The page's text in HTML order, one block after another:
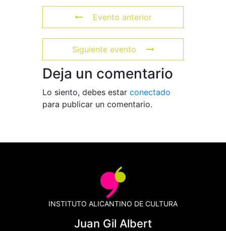
Evento anterior
Siguiente evento
Deja un comentario
Lo siento, debes estar conectado
para publicar un comentario.
INSTITUTO ALICANTINO DE CULTURA
Juan Gil Albert